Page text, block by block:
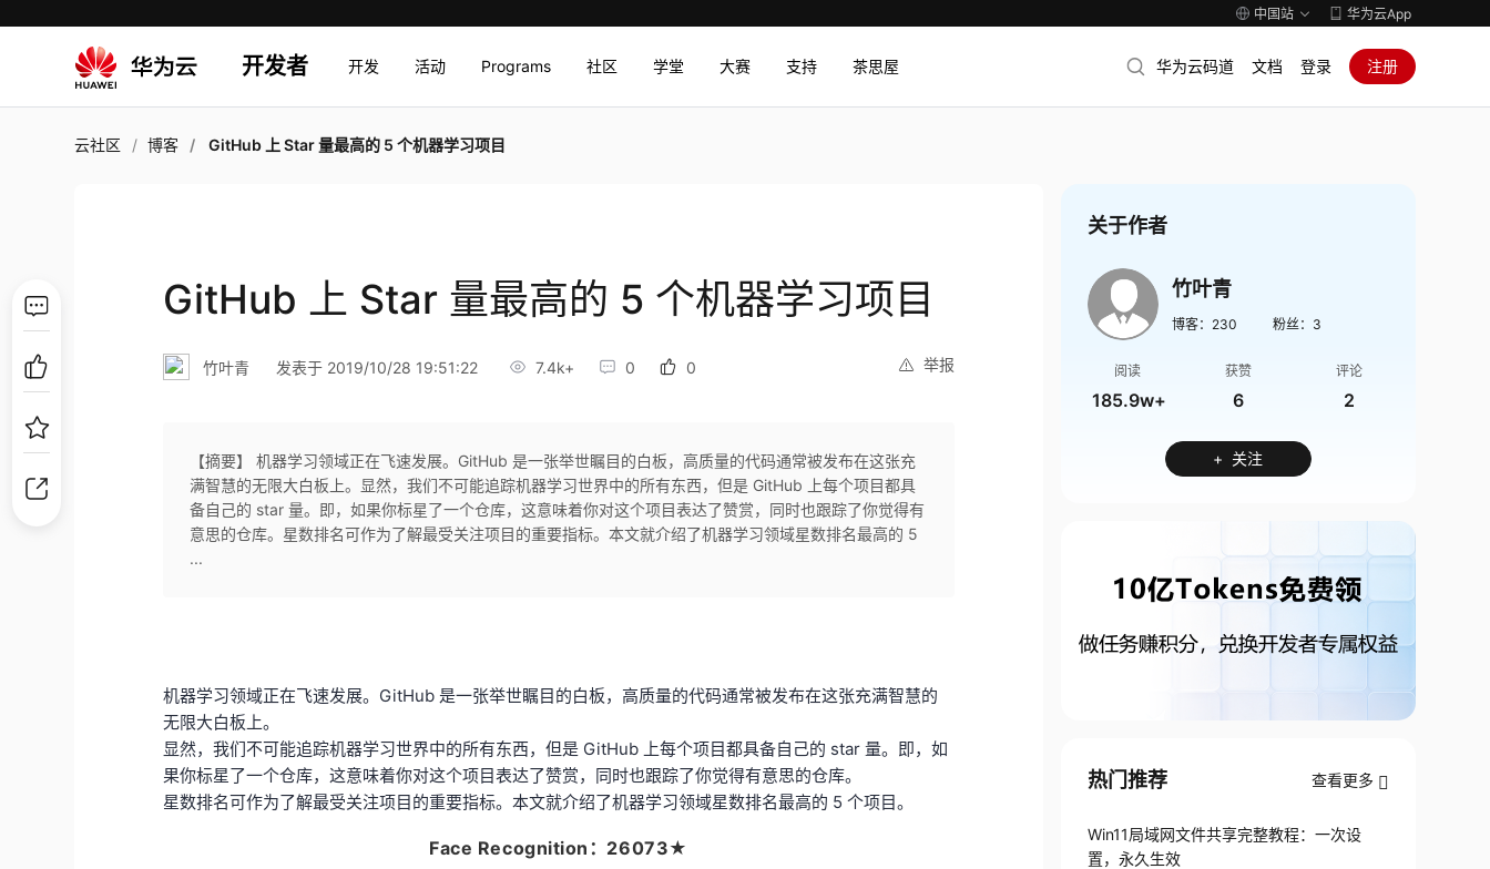
中国站 华为云App
开发者 开发 活动 Programs 社区 学堂 大赛 支持 茶思屋 华为云码道 文档 登录 注册
云社区 博客 GitHub 上 Star 量最高的 5 个机器学习项目
GitHub 上 Star 量最高的 5 个机器学习项目
举报
竹叶青 发表于 2019/10/28 19:51:22 7.4k+ 0 0
【摘要】 机器学习领域正在飞速发展。GitHub 是一张举世瞩目的白板，高质量的代码通常被发布在这张充
满智慧的无限大白板上。显然，我们不可能追踪机器学习世界中的所有东西，但是 GitHub 上每个项目都具
备自己的 star 量。即，如果你标星了一个仓库，这意味着你对这个项目表达了赞赏，同时也跟踪了你觉得有
意思的仓库。星数排名可作为了解最受关注项目的重要指标。本文就介绍了机器学习领域星数排名最高的 5
...
机器学习领域正在飞速发展。GitHub 是一张举世瞩目的白板，高质量的代码通常被发布在这张充满智慧的
无限大白板上。
显然，我们不可能追踪机器学习世界中的所有东西，但是 GitHub 上每个项目都具备自己的 star 量。即，如
果你标星了一个仓库，这意味着你对这个项目表达了赞赏，同时也跟踪了你觉得有意思的仓库。
星数排名可作为了解最受关注项目的重要指标。本文就介绍了机器学习领域星数排名最高的 5 个项目。
Face Recognition：26073★
关于作者
竹叶青
博客： 230 粉丝： 3
阅读
185.9w+
获赞
6
评论
2
+ 关注
热门推荐 查看更多
Win11局域网文件共享完整教程：一次设
置，永久生效